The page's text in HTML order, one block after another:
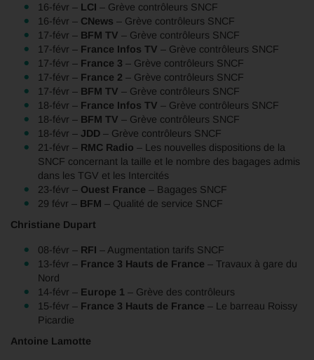
16-févr – LCI – Grève contrôleurs SNCF
16-févr – CNews – Grève contrôleurs SNCF
17-févr – BFM TV – Grève contrôleurs SNCF
17-févr – France Infos TV – Grève contrôleurs SNCF
17-févr – France 3 – Grève contrôleurs SNCF
17-févr – France 2 – Grève contrôleurs SNCF
17-févr – BFM TV – Grève contrôleurs SNCF
18-févr – France Infos TV – Grève contrôleurs SNCF
18-févr – BFM TV – Grève contrôleurs SNCF
18-févr – JDD – Grève contrôleurs SNCF
21-févr – RMC Radio – Les nouvelles dispositions de la
SNCF concernant la taille et le nombre des bagages admis
dans les TGV et les Intercités
23-févr – Ouest France – Bagages SNCF
29 févr – BFM – Qualité de service SNCF
Christiane Dupart
08-févr – RFI – Augmentation tarifs SNCF
13-févr – France 3 Hauts de France – Travaux à gare du
Nord
14-févr – Europe 1 – Grève des contrôleurs
15-févr – France 3 Hauts de France – Le barreau Roissy
Picardie
Antoine Lamotte